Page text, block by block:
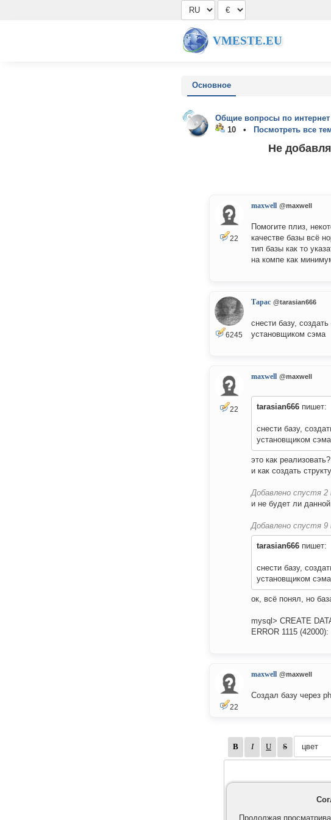
VMESTE.EU
Основное
Общие вопросы по
10 •
Посмотреть все
Не
22
maxwell @maxwell
Помогите плиз,
качестве базы всё
тип базы как то
на компе как
6245
Тарас @tarasian666
снести базу,
установщиком сэма
22
maxwell @maxwell
tarasian666 пишет:
снести базу,
установщиком сэма
это как
и как создать
Добавлено спустя
и не будет ли
Добавлено спустя
tarasian666 пишет:
снести базу,
установщиком сэма
ок, всё понял, но
mysql> CREATE
ERROR 1115
22
maxwell @maxwell
Создал базу через
Продолжая